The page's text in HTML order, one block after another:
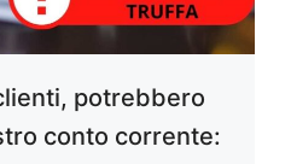
potrebbero
conto corrente: